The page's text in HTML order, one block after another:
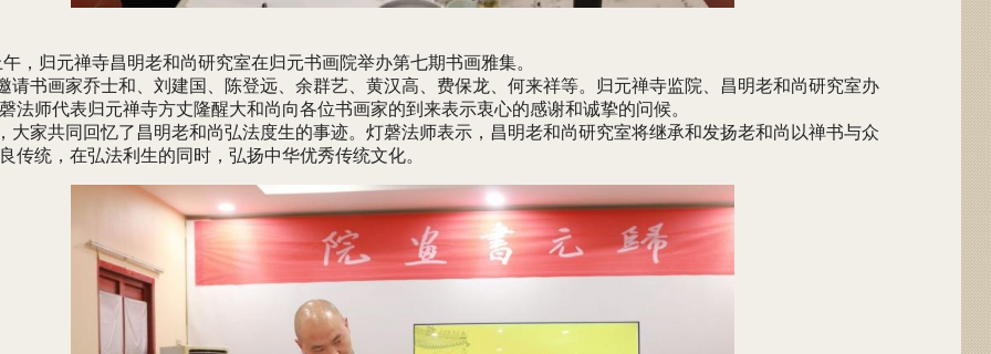
，归元禅寺昌明老和尚研究室在归元书画院举办第七期书画雅集。
书画家乔士和、刘建国、陈登远、余群艺、黄汉高、费保龙、何来祥等。归元禅寺监院、昌明老和尚研究室办
法师代表归元禅寺方丈隆醒大和尚向各位书画家的到来表示衷心的感谢和诚挚的问候。
家共同回忆了昌明老和尚弘法度生的事迹。灯磬法师表示，昌明老和尚研究室将继承和发扬老和尚以禅书与众
传统，在弘法利生的同时，弘扬中华优秀传统文化。